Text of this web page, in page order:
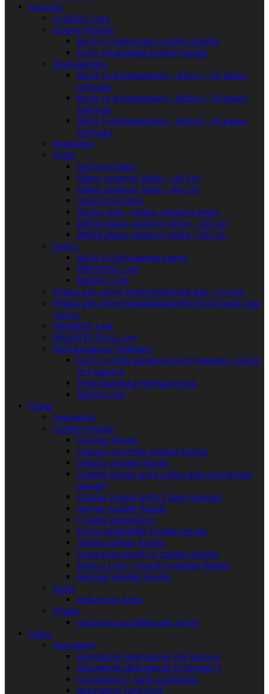
Eurolux
CLASSIC Line
Cooker Hoods
Built-in telescopic cooker hoods
Fully integrated cooker hoods
Dishwashers
Built-in dishwashers – 45cm – 10 place
settings
Built-in dishwashers – 60cm – 12 place
settings
Built-in dishwashers – 60cm – 15 place
settings
Enëlarëse
Hobs
Domino hobs
Glass-ceramic hobs – 30 cm
Glass-ceramic hobs – 60 cm
Induction hobs
Rustic line – Glass-ceramic hobs
White glass-ceramic hobs – 30 cm
White glass-ceramic hobs – 60 cm
Ovens
Built-in Microwave ovens
PRESTIGE Line
RUSTIC Line
Pllaka për zierje xhamqeramikë gaz + rrymë
Pllaka për zierje xhamqeramikë me kornizë nga
inoksi
PRIORITY Line
PRIORITY PLUS Line
Refrigerators/ Freezers
Built-in Refrigerators with freezers / Built-
in Freezers
Free Standing Refrigerators
Rustic Line
Faber
Aspiratori
Cooker Hoods
Ceiling Hoods
Classic chimney cooker hoods
Classic cooker hoods
Cooker hoods with cubic and cylindrical
design
Cooker hoods with T-form design
Corner cooker hoods
F-light generation
Fully integrated cooker hoods
Island cooker hoods
Luxurious built-in cooker hoods
Rustic Line – Country cooker hoods
Vertical cooker hoods
Hobs
Induction hobs
Pllaka
Indukcione pllaka për zierje
Faber
Aspiratori
Aspiratorë dekorativë lloj kamini
Aspiratorë dekorativë të formës T
Aspiratorë F-light gjenerata
Aspiratorë ishullorë